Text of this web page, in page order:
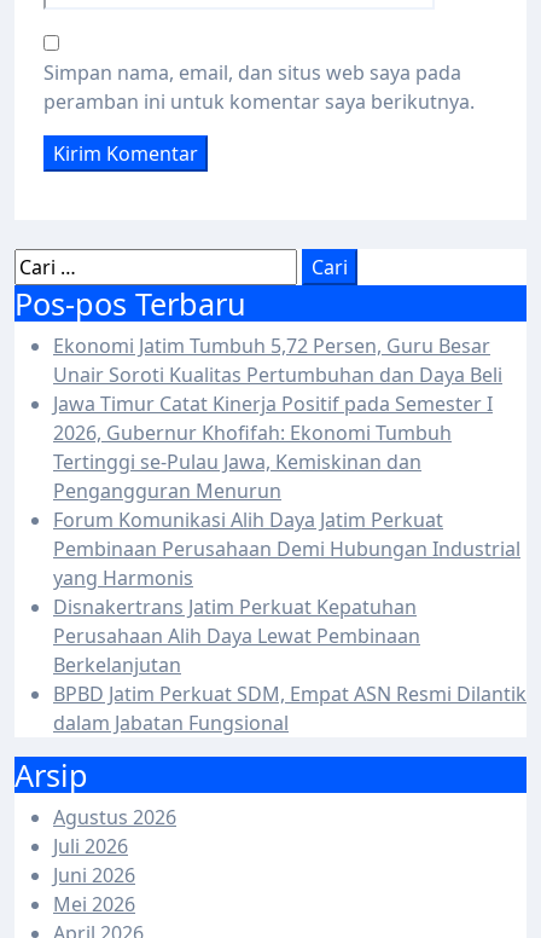
Simpan nama, email, dan situs web saya pada
peramban ini untuk komentar saya berikutnya.
Pos-pos Terbaru
Ekonomi Jatim Tumbuh 5,72 Persen, Guru Besar
Unair Soroti Kualitas Pertumbuhan dan Daya Beli
Jawa Timur Catat Kinerja Positif pada Semester I
2026, Gubernur Khofifah: Ekonomi Tumbuh
Tertinggi se-Pulau Jawa, Kemiskinan dan
Pengangguran Menurun
Forum Komunikasi Alih Daya Jatim Perkuat
Pembinaan Perusahaan Demi Hubungan Industrial
yang Harmonis
Disnakertrans Jatim Perkuat Kepatuhan
Perusahaan Alih Daya Lewat Pembinaan
Berkelanjutan
BPBD Jatim Perkuat SDM, Empat ASN Resmi Dilantik
dalam Jabatan Fungsional
Arsip
Agustus 2026
Juli 2026
Juni 2026
Mei 2026